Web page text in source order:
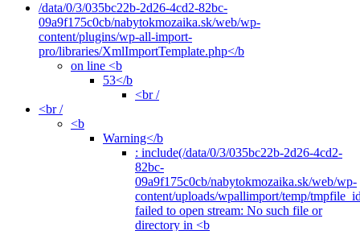
/data/0/3/035bc22b-2d26-4cd2-82bc-
09a9f175c0cb/nabytokmozaika.sk/web/wp-
content/plugins/wp-all-import-
pro/libraries/XmlImportTemplate.php</b
on line <b
53</b
<br /
<br /
<b
Warning</b
: include(/data/0/3/035bc22b-2d26-4cd2-
82bc-
09a9f175c0cb/nabytokmozaika.sk/web/wp-
content/uploads/wpallimport/temp/
failed to open stream: No such file or
directory in <b